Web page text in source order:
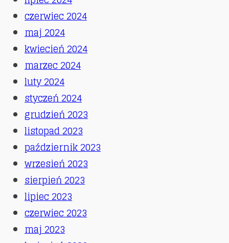
czerwiec 2024
maj 2024
kwiecień 2024
marzec 2024
luty 2024
styczeń 2024
grudzień 2023
listopad 2023
październik 2023
wrzesień 2023
sierpień 2023
lipiec 2023
czerwiec 2023
maj 2023